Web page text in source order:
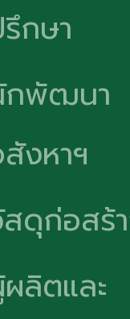
กษา
กพัฒนา
งหาฯ
ดุก่อสร้
ลิตและ